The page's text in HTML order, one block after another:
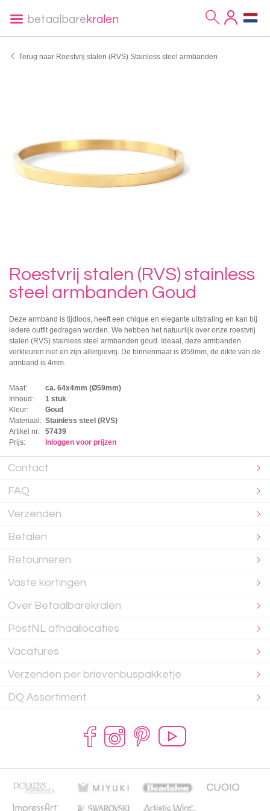
betaalbare kralen
Terug naar Roestvrij stalen (RVS) Stainless steel armbanden
Roestvrij stalen (RVS) stainless
steel armbanden Goud
Deze armband is tijdloos, heeft een chique en elegante uitstraling en kan bij
iedere outfit gedragen worden. We hebben het natuurlijk over onze roestvrij
stalen (RVS) stainless steel armbanden goud. Ideaal, deze armbanden
verkleuren niet en zijn allergievrij. De binnenmaat is Ø59mm, de dikte van de
armband is 4mm.
Maat:
ca. 64x4mm (Ø59mm)
Inhoud:
1 stuk
Kleur:
Goud
Materiaal: Stainless steel (RVS)
Artikel nr:
57439
Prijs:
Inloggen voor prijzen
Contact
FAQ
Verzenden
Betalen
Retourneren
Vaste kortingen
Over Betaalbarekralen
PostNL afhaallocaties
Vacatures
Verzenden per brievenbuspakketje
DQ Assortiment